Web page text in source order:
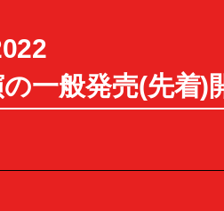
一般発売(先着)